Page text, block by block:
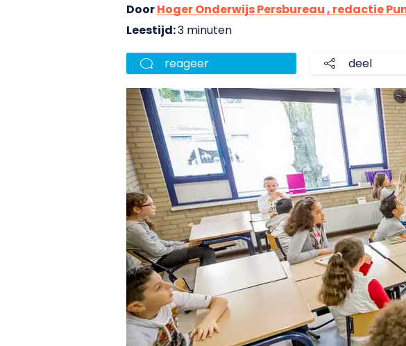
DoorHoger Onderwijs Persbureau , redactie
Leestijd:3 minuten
reageer deel